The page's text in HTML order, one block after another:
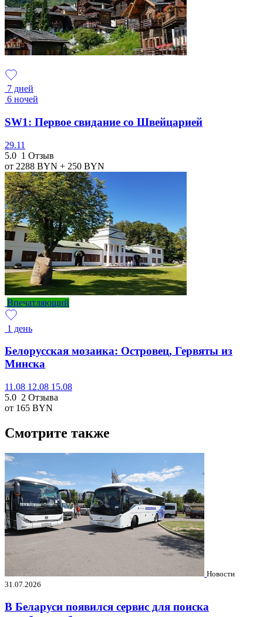
7 дней
6 ночей
SW1: Первое свидание со Швейцарией
29.11
5.0 1 Отзыв
от 2288 BYN + 250 BYN
Впечатляющий
1 день
Белорусская мозаика: Островец, Гервяты из
Минска
11.08 12.08 15.08
5.0 2 Отзыва
от 165 BYN
Смотрите также
Новости
31.07.2026
В Беларуси появился сервис для поиска